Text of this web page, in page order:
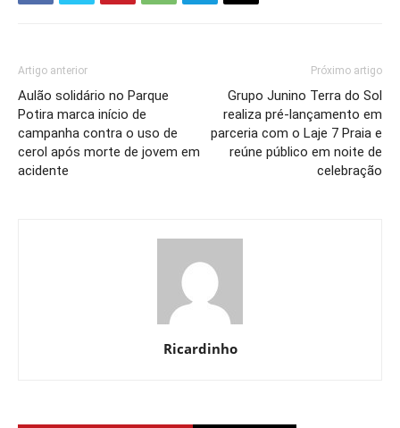
Artigo anterior
Aulão solidário no Parque
Potira marca início de
campanha contra o uso de
cerol após morte de jovem em
acidente
Próximo artigo
Grupo Junino Terra do Sol
realiza pré-lançamento em
parceria com o Laje 7 Praia e
reúne público em noite de
celebração
Ricardinho